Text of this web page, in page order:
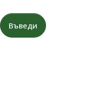
Въведи